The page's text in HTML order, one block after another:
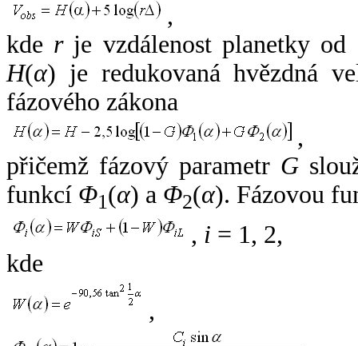
,
kde rje vzdálenost planetky od
H(α) je redukovaná hvězdná
fázového zákona
,
přičemž fázový parametr G
funkcí Φ1(α) a Φ2(α). Fázovou
, i = 1, 2,
kde
,